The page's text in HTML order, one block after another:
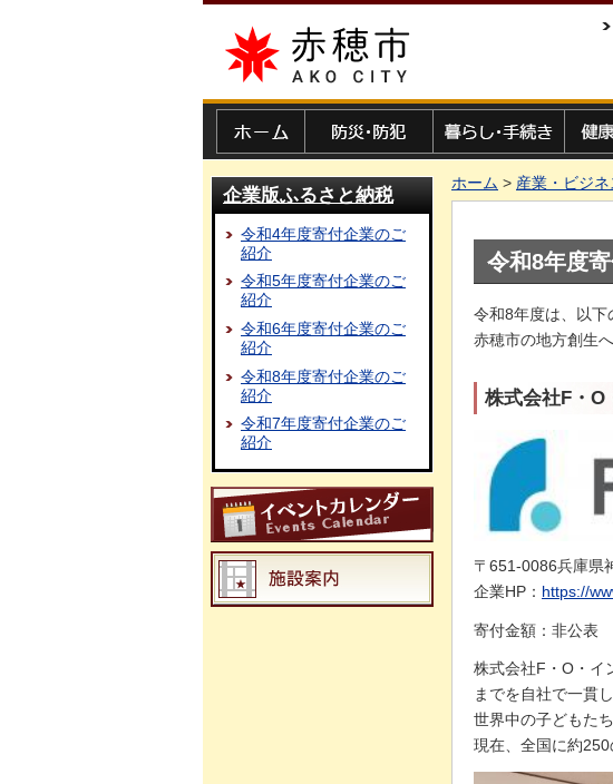
赤穂市
企業版ふるさと納税
令和4年度寄付企業のご
紹介
令和5年度寄付企業のご
紹介
令和6年度寄付企業のご
紹介
令和8年度寄付企業のご
紹介
令和7年度寄付企業のご
紹介
ホーム > 産業・ビジネ
令和8年度
令和8年度は、以下
赤穂市の地方創生
株式会社F・O
〒651-0086兵庫県
企業HP： https://
寄付金額：非公表
株式会社F・O・イ
までを自社で一貫
世界中の子どもた
現在、全国に約250